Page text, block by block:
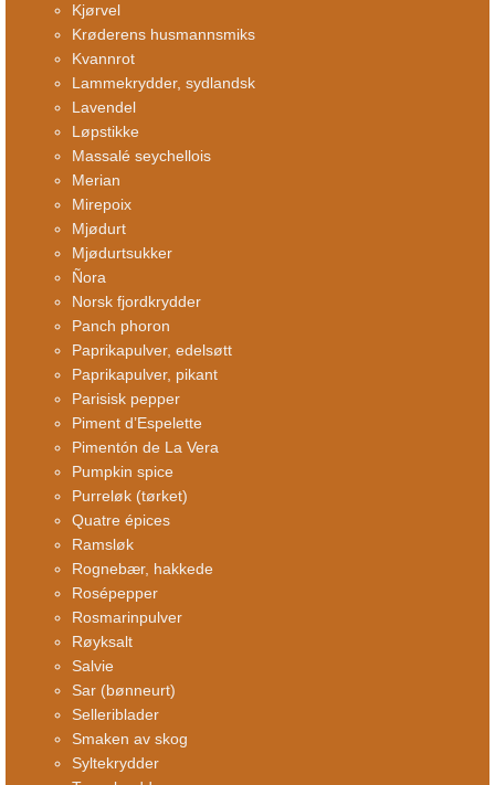
Kjørvel
Krøderens husmannsmiks
Kvannrot
Lammekrydder, sydlandsk
Lavendel
Løpstikke
Massalé seychellois
Merian
Mirepoix
Mjødurt
Mjødurtsukker
Ñora
Norsk fjordkrydder
Panch phoron
Paprikapulver, edelsøtt
Paprikapulver, pikant
Parisisk pepper
Piment d’Espelette
Pimentón de La Vera
Pumpkin spice
Purreløk (tørket)
Quatre épices
Ramsløk
Rognebær, hakkede
Rosépepper
Rosmarinpulver
Røyksalt
Salvie
Sar (bønneurt)
Selleriblader
Smaken av skog
Syltekrydder